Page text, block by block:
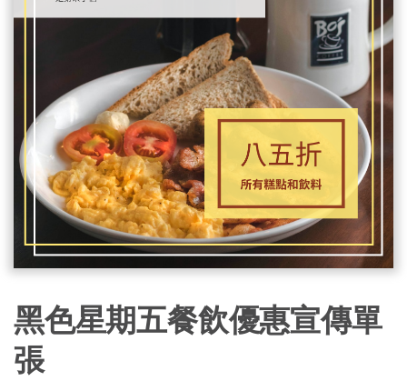
黑色星期五餐飲優惠宣傳單
張